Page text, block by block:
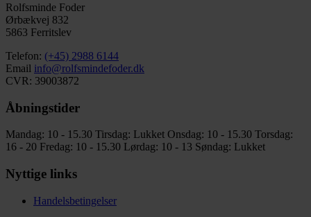
Rolfsminde Foder
Ørbækvej 832
5863 Ferritslev
Telefon: (+45) 2988 6144
Email info@rolfsmindefoder.dk
CVR: 39003872
Åbningstider
Mandag: 10 - 15.30 Tirsdag: Lukket Onsdag: 10 - 15.30 Torsdag:
16 - 20 Fredag: 10 - 15.30 Lørdag: 10 - 13 Søndag: Lukket
Nyttige links
Handelsbetingelser